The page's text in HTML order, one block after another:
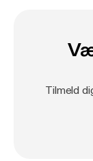
Tilmeld